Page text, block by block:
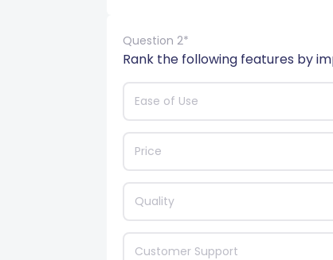
Question 2*
Rank the following features by
Ease of Use
Price
Quality
Customer Support